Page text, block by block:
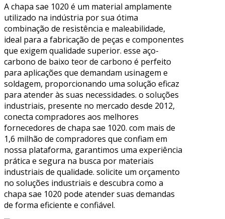
A chapa sae 1020 é um material amplamente
utilizado na indústria por sua ótima
combinação de resistência e maleabilidade,
ideal para a fabricação de peças e componentes
que exigem qualidade superior. esse aço-
carbono de baixo teor de carbono é perfeito
para aplicações que demandam usinagem e
soldagem, proporcionando uma solução eficaz
para atender às suas necessidades. o soluções
industriais, presente no mercado desde 2012,
conecta compradores aos melhores
fornecedores de chapa sae 1020. com mais de
1,6 milhão de compradores que confiam em
nossa plataforma, garantimos uma experiência
prática e segura na busca por materiais
industriais de qualidade. solicite um orçamento
no soluções industriais e descubra como a
chapa sae 1020 pode atender suas demandas
de forma eficiente e confiável.